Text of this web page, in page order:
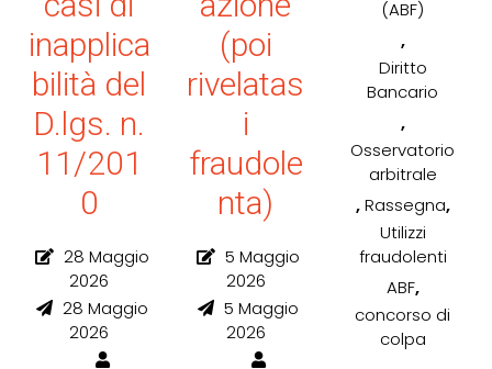
inapplica
bilità del
D.lgs. n.
11/201
0
28 Maggio
2026
28 Maggio
2026
(poi
rivelatas
i
fraudole
nta)
5 Maggio
2026
5 Maggio
2026
(ABF)
,
Diritto
Bancario
,
Osservatorio
arbitrale
,Rassegna,
Utilizzi
fraudolenti
ABF,
concorso di
colpa